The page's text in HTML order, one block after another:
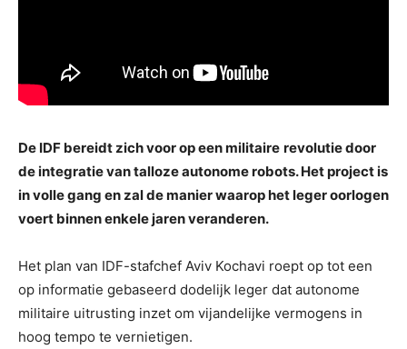
De IDF bereidt zich voor op eenmilitaire revolutie door
de integratie van talloze autonome robots. Het project is
in volle gang en zal de manier waarop het leger oorlogen
voert binnen enkele jaren veranderen.
Het plan van IDF-stafchef Aviv Kochavi roept op tot een
op informatie gebaseerd dodelijk leger dat autonome
militaire uitrusting inzet om vijandelijke vermogens in
hoog tempo te vernietigen.